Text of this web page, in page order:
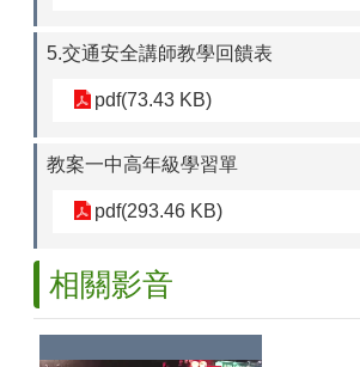
5.交通安全講師教學回饋表
pdf(73.43 KB)
教案一中高年級學習單
pdf(293.46 KB)
相關影音